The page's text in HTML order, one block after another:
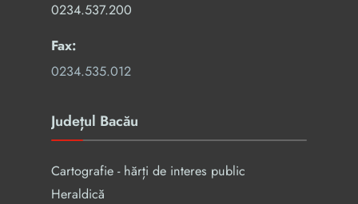
0234.537.200
Fax:
0234.535.012
Județul Bacău
Cartografie - hărți de interes public
Heraldică